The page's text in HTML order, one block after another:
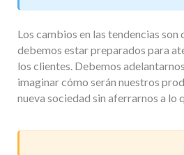
Los cambios en las tendencias son
debemos estar preparados para
los clientes. Debemos
imaginar cómo serán nuestros
nueva sociedad sin aferrarnos a lo